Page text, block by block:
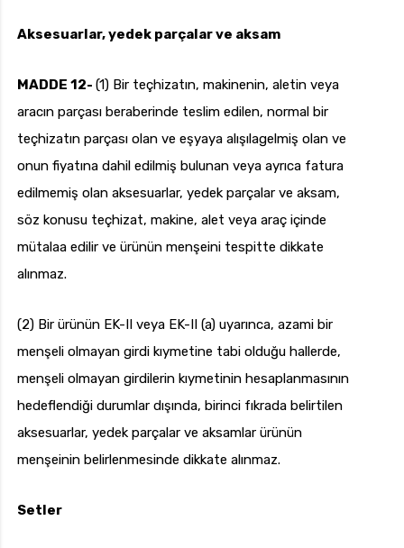
Aksesuarlar, yedek parçalar ve aksam
MADDE 12- (1) Bir teçhizatın, makinenin, aletin veya
aracın parçası beraberinde teslim edilen, normal bir
teçhizatın parçası olan ve eşyaya alışılagelmiş olan ve
onun fiyatına dahil edilmiş bulunan veya ayrıca fatura
edilmemiş olan aksesuarlar, yedek parçalar ve aksam,
söz konusu teçhizat, makine, alet veya araç içinde
mütalaa edilir ve ürünün menşeini tespitte dikkate
alınmaz.
(2) Bir ürünün EK-II veya EK-II (a) uyarınca, azami bir
menşeli olmayan girdi kıymetine tabi olduğu hallerde,
menşeli olmayan girdilerin kıymetinin hesaplanmasının
hedeflendiği durumlar dışında, birinci fıkrada belirtilen
aksesuarlar, yedek parçalar ve aksamlar ürünün
menşeinin belirlenmesinde dikkate alınmaz.
Setler